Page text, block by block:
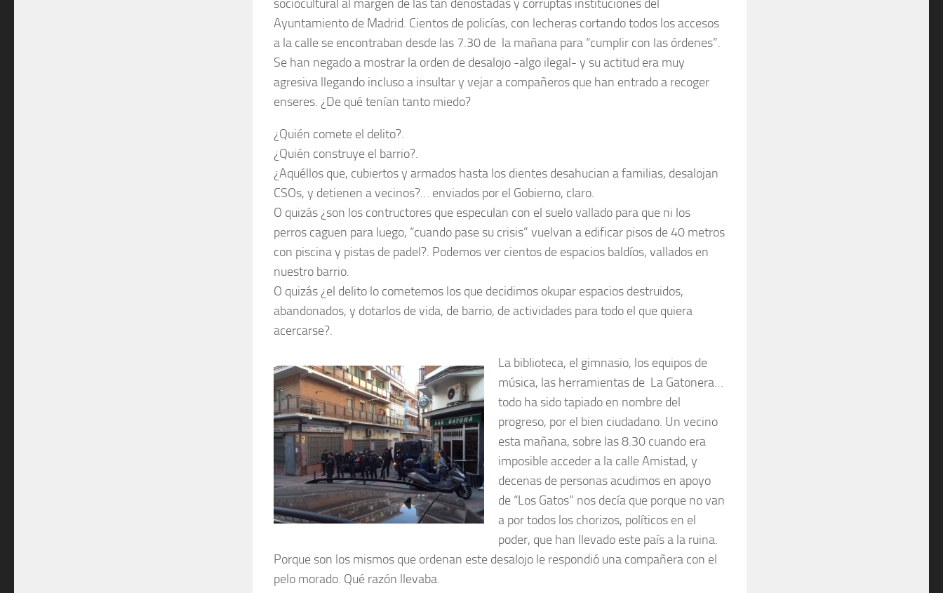
sociocultural al margen de las tan denostadas y corruptas instituciones del
Ayuntamiento de Madrid. Cientos de policías, con lecheras cortando todos los accesos
a la calle se encontraban desde las 7.30 de la mañana para “cumplir con las órdenes”.
Se han negado a mostrar la orden de desalojo -algo ilegal- y su actitud era muy
agresiva llegando incluso a insultar y vejar a compañeros que han entrado a recoger
enseres. ¿De qué tenían tanto miedo?
¿Quién comete el delito?.
¿Quién construye el barrio?.
¿Aquéllos que, cubiertos y armados hasta los dientes desahucian a familias, desalojan
CSOs, y detienen a vecinos?… enviados por el Gobierno, claro.
O quizás ¿son los contructores que especulan con el suelo vallado para que ni los
perros caguen para luego, “cuando pase su crisis” vuelvan a edificar pisos de 40 metros
con piscina y pistas de padel?. Podemos ver cientos de espacios baldíos, vallados en
nuestro barrio.
O quizás ¿el delito lo cometemos los que decidimos okupar espacios destruidos,
abandonados, y dotarlos de vida, de barrio, de actividades para todo el que quiera
acercarse?.
La biblioteca, el gimnasio, los equipos de
música, las herramientas de La Gatonera…
todo ha sido tapiado en nombre del
progreso, por el bien ciudadano. Un vecino
esta mañana, sobre las 8.30 cuando era
imposible acceder a la calle Amistad, y
decenas de personas acudimos en apoyo
de “Los Gatos” nos decía que porque no van
a por todos los chorizos, políticos en el
poder, que han llevado este país a la ruina.
Porque son los mismos que ordenan este desalojo le respondió una compañera con el
pelo morado. Qué razón llevaba.